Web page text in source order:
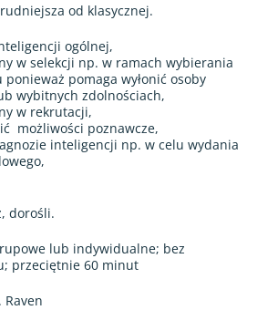
od klasycznej.
ogólnej,
w selekcji np. w ramach wybierania
pomaga wyłonić osoby
wybitnych zdolnościach,
w rekrutacji,
możliwości poznawcze,
inteligencji np. w celu wydania
dorośli.
lub indywidualne; bez
przeciętnie 60 minut
Raven